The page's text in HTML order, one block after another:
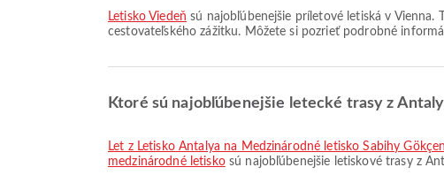
Letisko Viedeň sú najobľúbenejšie príletové letiská v Vienna.
cestovateľského zážitku. Môžete si pozrieť podrobné
Ktoré sú najobľúbenejšie letecké trasy z
let z Letisko Antalya na Medzinárodné letisko Sabihy
medzinárodné letiskosú najobľúbenejšie letiskové trasy z